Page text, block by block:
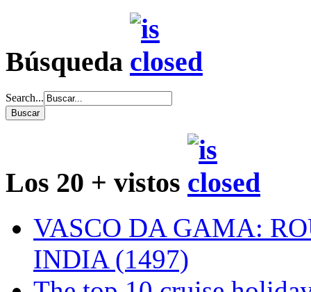
Búsqueda
Search...
Los 20 + vistos
VASCO DA GAMA:
INDIA (1497)